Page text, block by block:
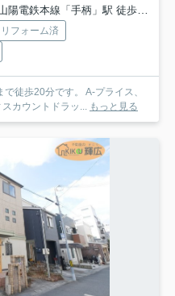
陽電鉄本線「手柄」駅 徒歩30分
リフォーム済
徒歩20分です。 A-プライス、
カウントドラッ... もっと見る